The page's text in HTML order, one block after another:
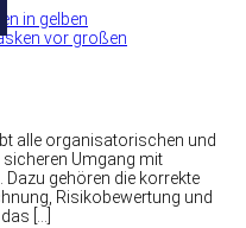
alle organisatorischen und
Umgang mit
gehören die korrekte
Risikobewertung und
[…]